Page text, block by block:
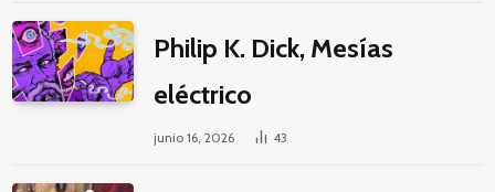
Philip K. Dick, Mesías
eléctrico
junio 16, 2026 43